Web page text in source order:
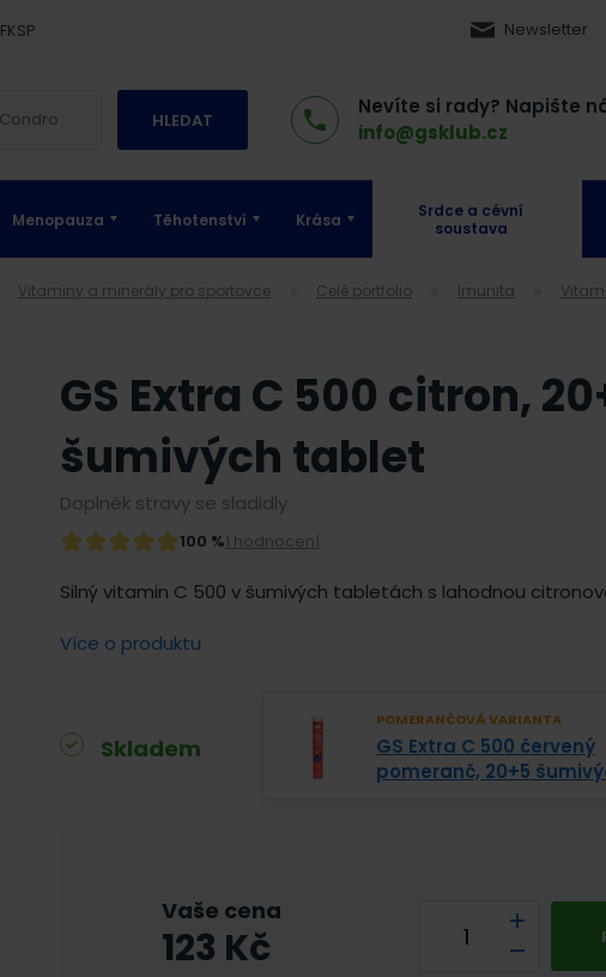
FKSP Newsletter
HLEDAT
Nevíte si rady? Napište
info@gsklub.cz
Menopauza Těhotenství Krása
Srdce a cévní
soustava
Vitaminy a minerály pro sportovce Celé portfolio Imunita
GS Extra C 500 citron,
šumivých tablet
Doplněk stravy se sladidly
100 %1 hodnocení
Silný vitamin C 500 v šumivých tabletách s lahodnou
Více o produktu
Skladem
POMERANČOVÁ VARIANTA
GS Extra C 500 červený
pomeranč, 20+5
Vaše cena
123 Kč